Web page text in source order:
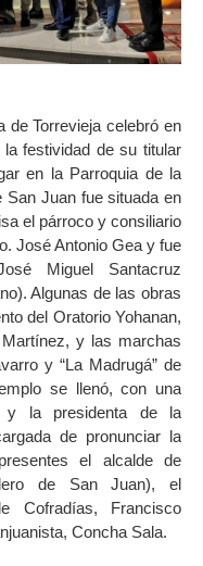
de Torrevieja celebró en
festividad de su titular
en la Parroquia de la
San Juan fue situada en
el párroco y consiliario
José Antonio Gea y fue
Miguel Santacruz
Algunas de las obras
del Oratorio Yohanan,
y las marchas
y “La Madrugá” de
se llenó, con una
y la presidenta de la
de pronunciar la
el alcalde de
de San Juan), el
Cofradías, Francisco
Concha Sala.